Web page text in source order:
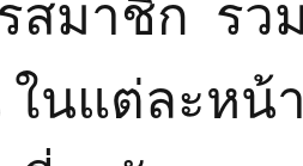
สมาชิก ร
ในแต่ละหน้